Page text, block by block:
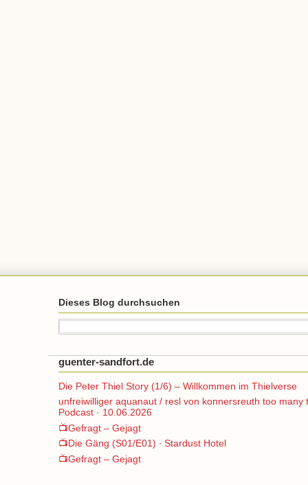
Dieses Blog durchsuchen
guenter-sandfort.de
Die Peter Thiel Story (1/6) – Willkommen im Thielverse
unfreiwilliger aquanaut / resl von konnersreuth too many
Podcast · 10.06.2026
📺Gefragt – Gejagt
📺Die Gäng (S01/E01) ∙ Stardust Hotel
📺Gefragt – Gejagt